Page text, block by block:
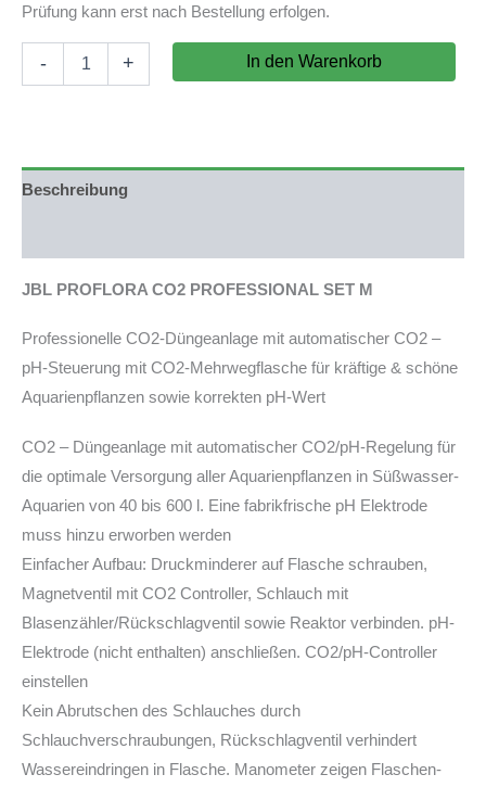
Prüfung kann erst nach Bestellung erfolgen.
-
PROFLORA
Menge
+ In den Warenkorb
Beschreibung
JBL PROFLORA CO2 PROFESSIONAL SET M
Professionelle CO2-Düngeanlage mit automatischer CO2 –
pH-Steuerung mit CO2-Mehrwegflasche für kräftige & schöne
Aquarienpflanzen sowie korrekten pH-Wert
CO2 – Düngeanlage mit automatischer CO2/pH-Regelung für
die optimale Versorgung aller Aquarienpflanzen in Süßwasser-
Aquarien von 40 bis 600 l. Eine fabrikfrische pH Elektrode
muss hinzu erworben werden
Einfacher Aufbau: Druckminderer auf Flasche schrauben,
Magnetventil mit CO2 Controller, Schlauch mit
Blasenzähler/Rückschlagventil sowie Reaktor verbinden. pH-
Elektrode (nicht enthalten) anschließen. CO2/pH-Controller
einstellen
Kein Abrutschen des Schlauches durch
Schlauchverschraubungen, Rückschlagventil verhindert
Wassereindringen in Flasche. Manometer zeigen Flaschen-